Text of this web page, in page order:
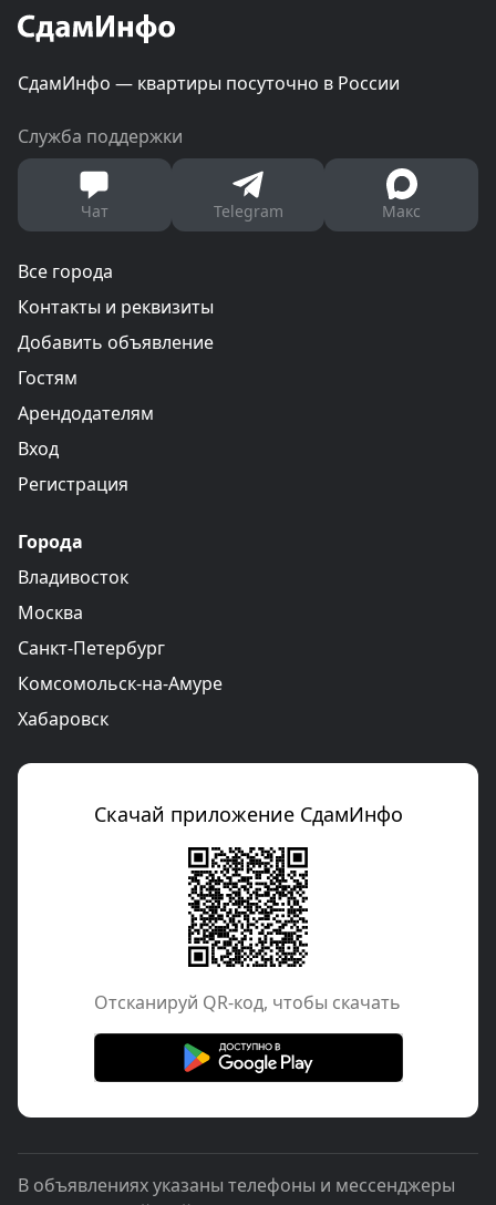
СдамИнфо — квартиры посуточно в России
Служба поддержки
Чат Telegram Макс
Все города
Контакты и реквизиты
Добавить объявление
Гостям
Арендодателям
Вход
Регистрация
Города
Владивосток
Москва
Санкт-Петербург
Комсомольск-на-Амуре
Хабаровск
Скачай приложение СдамИнфо
Отcканируй QR-код, чтобы скачать
В объявлениях указаны телефоны и мессенджеры